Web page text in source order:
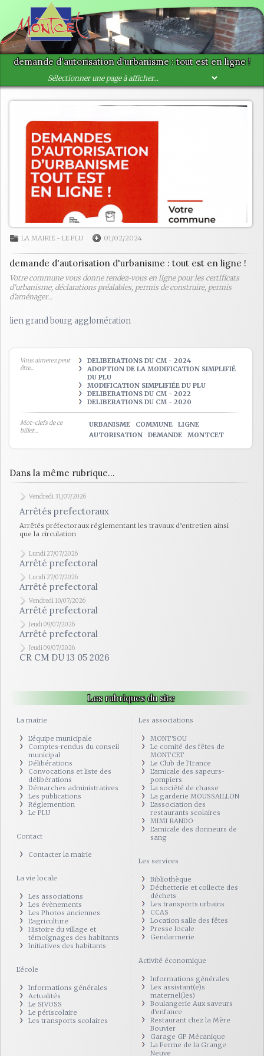
demande d'autorisation d'urbanisme : tout est en ligne !
LA MAIRIE - LE PLU 01/02/2024
demande d'autorisation d'urbanisme : tout est en ligne !
Votre commune vous donne rendez-vous en ligne pour les certificats
d'urbanisme, déclarations préalables, permis de construire, permis
d'aménager…
lien grand bourg agglomération
Vous aimerez peut
être...
DELIBERATIONS DU CM - 2024
ADOPTION DE LA MODIFICATION SIMPLIFIÉ
DU PLU
MODIFICATION SIMPLIFIÉE DU PLU
DELIBERATIONS DU CM - 2022
DELIBERATIONS DU CM - 2020
Mot-clefs de ce
billet...
URBANISME COMMUNE
LIGNE
AUTORISATION
DEMANDE MONTCET
Dans la même rubrique...
Vendredi 31/07/2026
Arrêtés prefectoraux
Arrêtés préfectoraux réglementant les travaux d’entretien ainsi
que la circulation
Lundi 27/07/2026
Arrêté prefectoral
Lundi 27/07/2026
Arrêté prefectoral
Vendredi 10/07/2026
Arrêté prefectoral
Jeudi 09/07/2026
Arrêté prefectoral
Jeudi 09/07/2026
CR CM DU 13 05 2026
Les rubriques du site
La mairie
L'équipe municipale
Comptes-rendus du conseil
municipal
Délibérations
Convocations et liste des
délibérations
Démarches administratives
Les publications
Réglemention
Le PLU
Contact
Contacter la mairie
La vie locale
Les associations
Les évènements
Les Photos anciennes
L'agriculture
Histoire du village et
témoignages des habitants
Initiatives des habitants
L'école
Informations générales
Actualités
Le SIVOSS
Le périscolaire
Les transports scolaires
Les associations
MONT'SOU
Le comité des fêtes de
MONTCET
Le Club de l'Irance
L'amicale des sapeurs-
pompiers
La société de chasse
La garderie MOUSSAILLON
L'association des
restaurants scolaires
MIMI RANDO
L'amicale des donneurs de
sang
Les services
Bibliothèque
Déchetterie et collecte des
déchets
Les transports urbains
CCAS
Location salle des fêtes
Presse locale
Gendarmerie
Activité économique
Informations générales
Les assistant(e)s
maternel(les)
Boulangerie Aux saveurs
d'enfance
Restaurant chez la Mère
Bouvier
Garage GP Mécanique
La Ferme de la Grange
Neuve